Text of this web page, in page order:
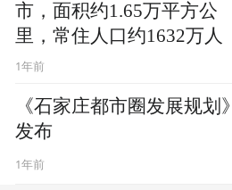
市，面积约1.65万平方公
里，常住人口约1632万人
1年前
《石家庄都市圈发展规划》
发布
1年前